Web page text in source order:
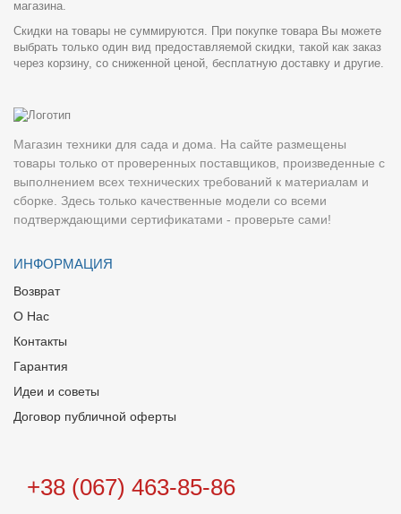
магазина.
Скидки на товары не суммируются. При покупке товара Вы можете
выбрать только один вид предоставляемой скидки, такой как заказ
через корзину, со сниженной ценой, бесплатную доставку и другие.
Магазин техники для сада и дома. На сайте размещены
товары только от проверенных поставщиков, произведенные с
выполнением всех технических требований к материалам и
сборке. Здесь только качественные модели со всеми
подтверждающими сертификатами - проверьте сами!
ИНФОРМАЦИЯ
Возврат
О Нас
Контакты
Гарантия
Идеи и советы
Договор публичной оферты
+38 (067) 463-85-86